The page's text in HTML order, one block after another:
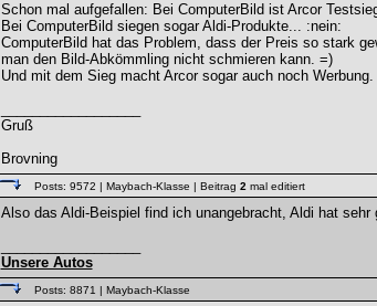
Schon mal aufgefallen: Bei ComputerBild ist Arcor
Bei ComputerBild siegen sogar Aldi-Produkte... :nein:
ComputerBild hat das Problem, dass der Preis so stark
man den Bild-Abkömmling nicht schmieren kann. =)
Und mit dem Sieg macht Arcor sogar auch noch
Gruß
Brovning
Posts: 9572 | Maybach-Klasse | Beitrag 2 mal editiert
Also das Aldi-Beispiel find ich unangebracht, Aldi hat sehr
Unsere Autos
Posts: 8871 | Maybach-Klasse